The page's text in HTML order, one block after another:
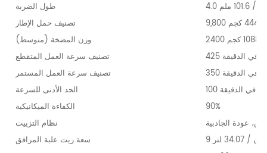
طول الضربة
/ 101.6 ملم
تصنيف حمل الإطار
وزن المضخة (متوسط)
تصنيف سرعة العمل المتقطع
في الدقيقة
تصنيف سرعة العمل المستمر
في الدقيقة
الحد الأدنى للسرعة
دورة في الدقيقة
الكفاءة الميكانيكية
90%
نظام التزييت
رش، عودة الجاذبية
سعة زيت علبة المرافق
/ 34.07 لتر